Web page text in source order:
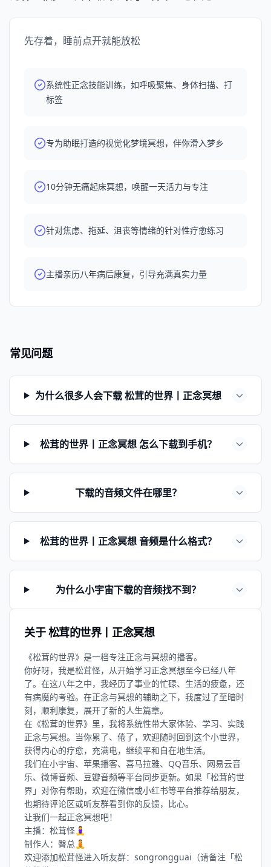
茸怪个人号拉你进入听友群：songrongguai（备注「松茸
的世界」） 一起分享练习心得，更欢迎给我们提出建议和
反馈。
先存着，睡前点开就能放松
系统性正念技能训练，如呼吸聚焦、身体扫描、打
标签
专为助眠打造的视觉化梦境冥想，伴你滑入梦乡
10分钟无痛起床冥想，唤醒一天活力与专注
针对焦虑、拖延、沮丧等情绪的针对性疗愈练习
主播亲历八年病后康复，引导充满真实力量
常见问题
为什么很多人会下载 松茸的世界丨正念冥想
松茸的世界丨正念冥想 怎么下载到手机？
下载的音频文件在哪里？
松茸的世界丨正念冥想 音频是什么格式？
为什么小宇宙下载的音频找不到？
关于 松茸的世界丨正念冥想
《松茸的世界》是一档专注正念与冥想的播客。
你好呀，我是松茸怪，从开始学习正念冥想至今已经八年
了。在这八年之中，我经历了事业的忙碌、生活的疲惫，还
有病魔的考验。在正念与冥想的辅助之下，我度过了至暗时
刻，顺利康复，展开了新的人生篇章。
在《松茸的世界》里，我将系统性带大家体验、学习、实践
正念与冥想。当你累了、倦了，欢迎随时回到这个小世界，
获得内心的疗愈，充满电，继续平和自在地生活。
我们在小宇宙、苹果播客、喜马拉雅、QQ音乐、网易云音
乐、微博音频、豆瓣音频等平台同步更新。如果「松茸的世
界」对你有帮助，欢迎在微信或小红书等平台推荐给朋友，
也期待评论区或听友群看到你的反馈，比心。
让我们一起正念冥想吧！
主播：松茸怪🧘‍♀️
制作人：臀总🧘
欢迎添加松茸怪进入听友群：songrongguai（请备注「松